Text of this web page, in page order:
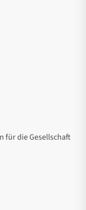
für die Gesellschaft